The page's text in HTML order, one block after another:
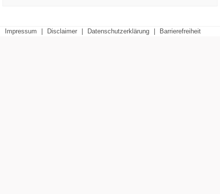
Impressum Disclaimer Datenschutzerklärung Barrierefreiheit